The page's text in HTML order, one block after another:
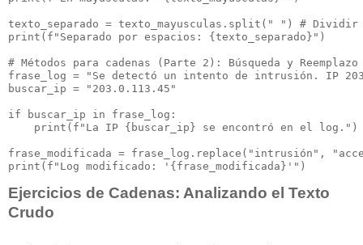
texto_separado = texto_mayusculas.split(" ") #
print(f"Separado por espacios: {texto_separado}")
# Métodos para cadenas (Parte 2): Búsqueda y Reemplazo
frase_log = "Se detectó un intento de intrusión. IP
buscar_ip = "203.0.113.45"
if buscar_ip in frase_log:
    print(f"La IP {buscar_ip} se encontró en el log.")
frase_modificada = frase_log.replace("intrusión",
Ejercicios de Cadenas: Analizando el Texto
Crudo